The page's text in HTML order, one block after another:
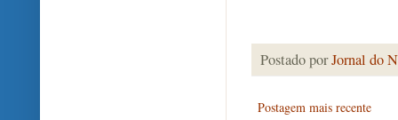
Postado porJornal do
Postagem mais recente